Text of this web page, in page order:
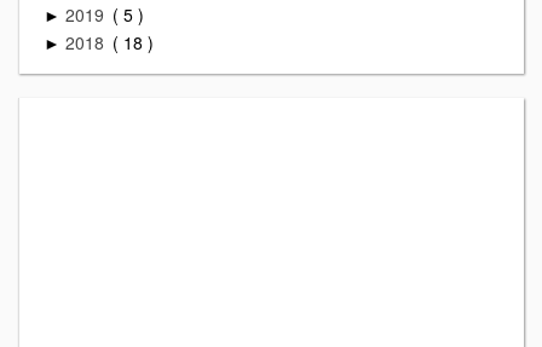
► 2019 5
► 2018 18